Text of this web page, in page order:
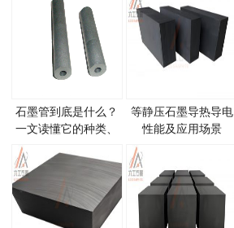
石墨管到底是什么？
一文读懂它的种类、
等静压石墨导热导电
性能及应用场景